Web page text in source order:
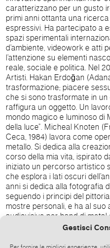
Gestisci
caratterizzano per un gusto
primi anni ottanta una
espressivi. Ha partecipato a
spazi sperimentali
d’ambiente, videowork e atti
l’attenzione su elementi
reale, sociale e politica. Nel
Artisti. Hakan Erdoğan (Adana, Turchia, 1993). “Fetish della
trasformazione; piacere
che si sono trasformate in
raffigura un oggetto. Un
mondo magico e luminoso di
della luce”. Micheal Knoten (Fratiskovy Lazne, Repubblica
Ceca, 1984) lavora come
metallo. Si dedica alla
corso della mia vita, ispirato
iniziato un percorso artistico
che esplora i lati oscuri
anni si dedica alla fotografia
seguendo i principi del
mostre personali, e ha al suo
audiovisive per band di metal estremo.
Taddei (Genova, 1994)
multimediale AnimaeNoctis